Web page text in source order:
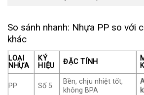
So sánh nhanh: Nhựa PP so với
khác
LOẠI
NHỰA
KÝ
HIỆU
ĐẶC TÍNH
PP Số 5
Bền, chịu nhiệt tốt,
không BPA